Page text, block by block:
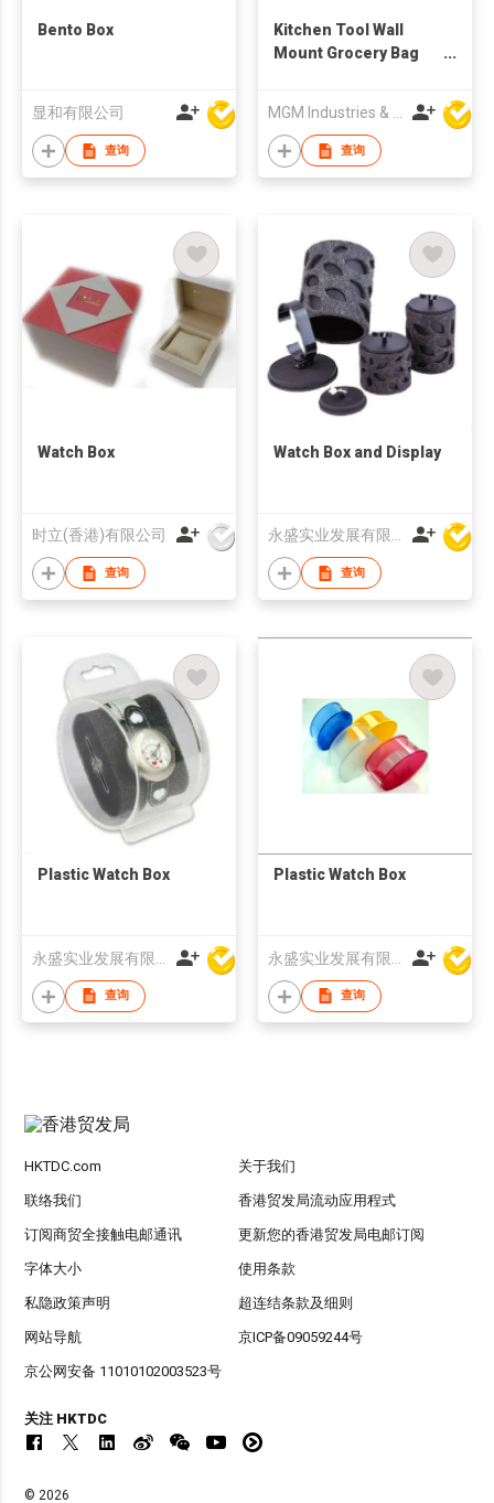
Bento Box
显和有限公司
查询
Kitchen Tool Wall
Mount Grocery Bag
查询
Watch Box
时立(香港)有限公司
查询
Watch Box and Display
永盛实业发展有限公司
查询
Plastic Watch Box
查询
Plastic Watch Box
查询
HKTDC.com 关于我们
联络我们 香港贸发局流动应用程式
订阅商贸全接触电邮通讯 更新您的香港贸发局电邮订阅
字体大小 使用条款
私隐政策声明 超连结条款及细则
网站导航 京ICP备09059244号
京公网安备 11010102003523号
关注 HKTDC
© 2026